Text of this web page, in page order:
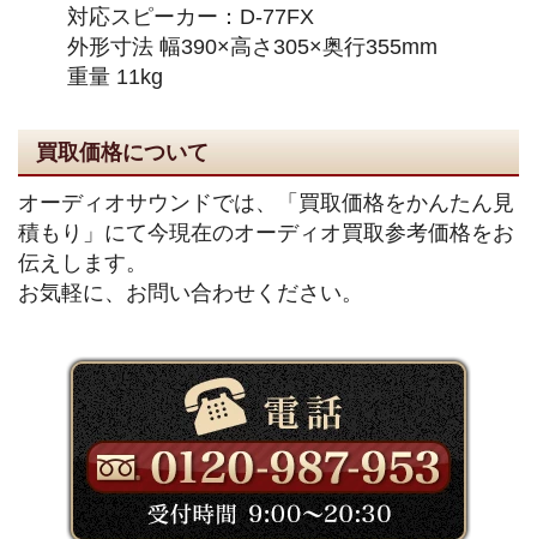
対応スピーカー：D-77FX
外形寸法 幅390×高さ305×奥行355mm
重量 11kg
買取価格について
オーディオサウンドでは、「買取価格をかんたん見
積もり」にて今現在のオーディオ買取参考価格をお
伝えします。
お気軽に、お問い合わせください。